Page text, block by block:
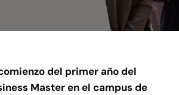
del primer año del
Master en el campus de